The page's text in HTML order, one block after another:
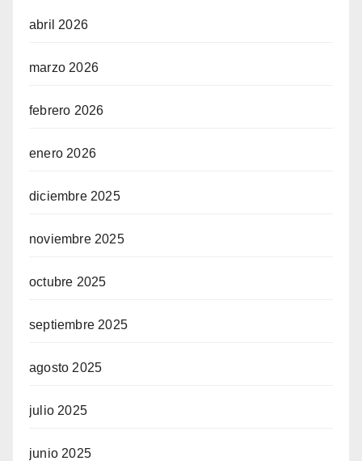
abril 2026
marzo 2026
febrero 2026
enero 2026
diciembre 2025
noviembre 2025
octubre 2025
septiembre 2025
agosto 2025
julio 2025
junio 2025